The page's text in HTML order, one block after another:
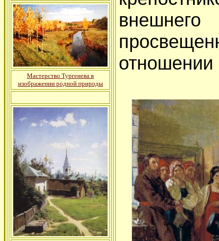
Мастерство Тургенева в
изображении родной природы
отношении